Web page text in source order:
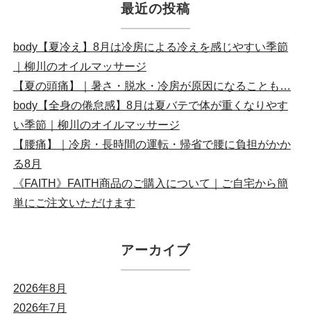
最近の投稿
body【夏冷え】8月は冷房による冷えを感じやすい季節
｜柳川のオイルマッサージ
【夏の頭痛】｜暑さ・脱水・冷房が原因になることも…
body【全身の倦怠感】8月は夏バテで体が重くなりやす
い季節｜柳川のオイルマッサージ
【腰痛】｜冷房・長時間の運転・帰省で腰に負担がかか
る8月
《FAITH》FAITH商品のご購入について｜ご自宅から簡
単にご注文いただけます
アーカイブ
2026年8月
2026年7月